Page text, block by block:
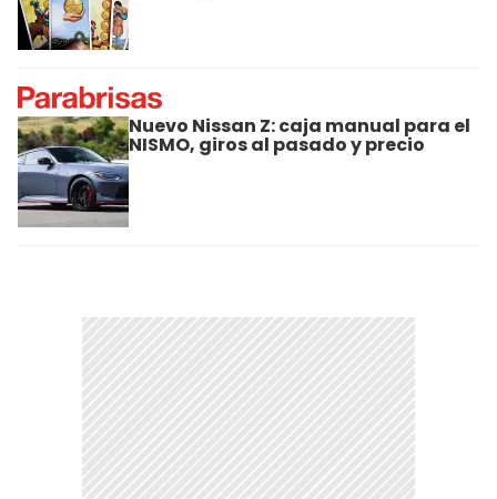
Nuevo Nissan Z: caja manual para el
NISMO, giros al pasado y precio